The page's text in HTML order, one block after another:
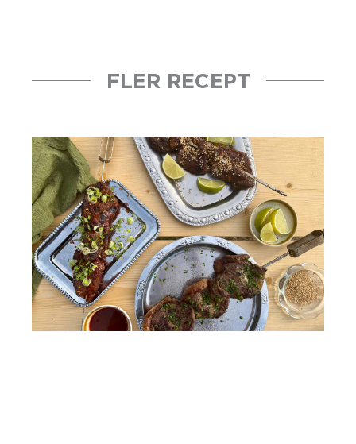
FLER RECEPT